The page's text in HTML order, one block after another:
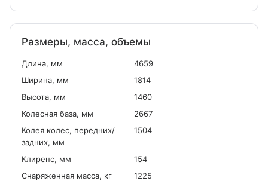
Размеры, масса, объемы
Длина, мм
4659
Ширина, мм
1814
Высота, мм
1460
Колесная база, мм
2667
Колея колес, передних/
задних, мм
1504
Клиренс, мм
154
Снаряженная масса, кг
1225